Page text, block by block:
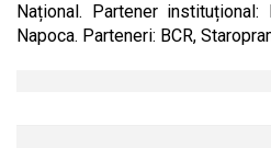
Național. Partener instituțional:
Napoca. Parteneri: BCR,